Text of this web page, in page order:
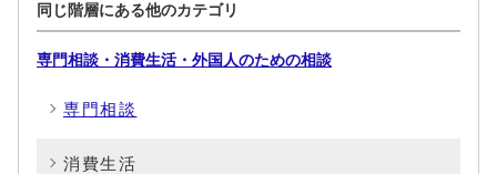
同じ階層にある他のカテゴリ
専門相談・消費生活・外国人のための相談
専門相談
消費生活